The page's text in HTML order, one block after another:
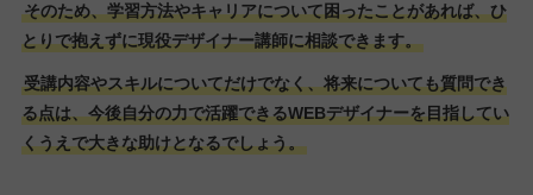
そのため、学習方法やキャリアについて困ったことがあれば、ひ
とりで抱えずに現役デザイナー講師に相談できます。
受講内容やスキルについてだけでなく、将来についても質問でき
る点は、今後自分の力で活躍できるWEBデザイナーを目指してい
くうえで大きな助けとなるでしょう。